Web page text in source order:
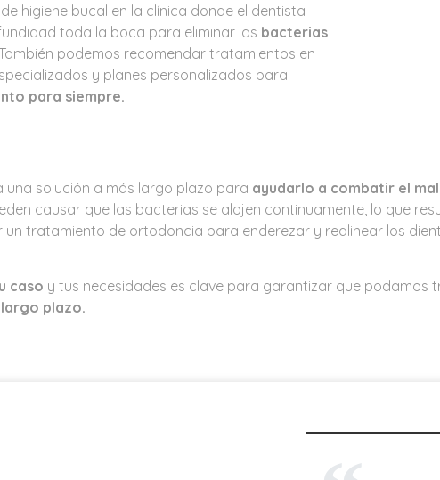
higiene bucal en la clínica donde el dentista
toda la boca para eliminar las bacterias
podemos recomendar tratamientos en
y planes personalizados para
para siempre.
una solución a más largo plazo para ayudarlo a combatir el
causar que las bacterias se alojen continuamente, lo que
tratamiento de ortodoncia para enderezar y realinear los
caso y tus necesidades es clave para garantizar que podamos
plazo.